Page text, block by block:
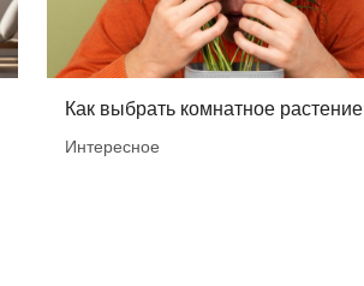
Как выбрать комнатное растение
Интересное